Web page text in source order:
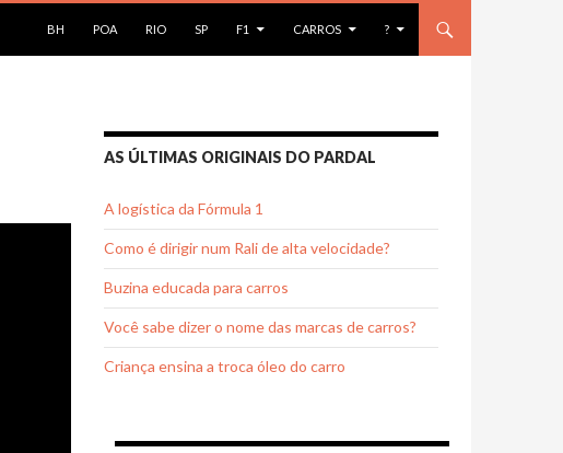
BH
POA RIO SP F1 CARROS ?
AS ÚLTIMAS ORIGINAIS DO PARDAL
A logística da Fórmula 1
Como é dirigir num Rali de alta velocidade?
Buzina educada para carros
Você sabe dizer o nome das marcas de carros?
Criança ensina a troca óleo do carro